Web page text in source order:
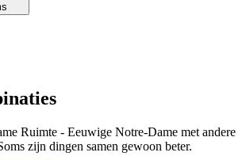
Ruimte - Eeuwige Notre-Dame met andere
zijn dingen samen gewoon beter.